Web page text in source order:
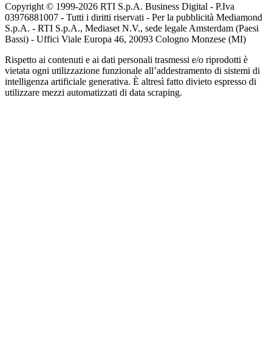
Copyright © 1999-2026 RTI S.p.A. Business Digital - P.Iva
03976881007 - Tutti i diritti riservati - Per la pubblicità Mediamond
S.p.A. - RTI S.p.A., Mediaset N.V., sede legale Amsterdam (Paesi
Bassi) - Uffici Viale Europa 46, 20093 Cologno Monzese (MI)
Rispetto ai contenuti e ai dati personali trasmessi e/o riprodotti è
vietata ogni utilizzazione funzionale all’addestramento di sistemi di
intelligenza artificiale generativa. È altresì fatto divieto espresso di
utilizzare mezzi automatizzati di data scraping.